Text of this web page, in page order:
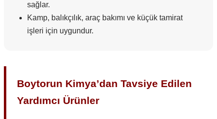
sağlar.
Kamp, balıkçılık, araç bakımı ve küçük tamirat
işleri için uygundur.
Boytorun Kimya’dan Tavsiye Edilen
Yardımcı Ürünler